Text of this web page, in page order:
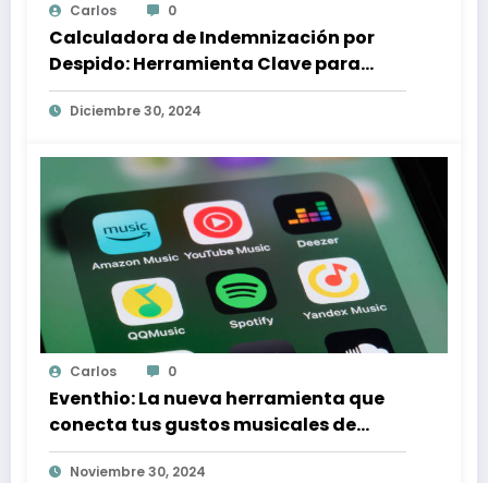
Carlos 0
Calculadora de Indemnización por
Despido: Herramienta Clave para
Proteger tus Derechos Laborales
Diciembre 30, 2024
Carlos 0
Eventhio: La nueva herramienta que
conecta tus gustos musicales de
Spotify con conciertos en tu zona
Noviembre 30, 2024